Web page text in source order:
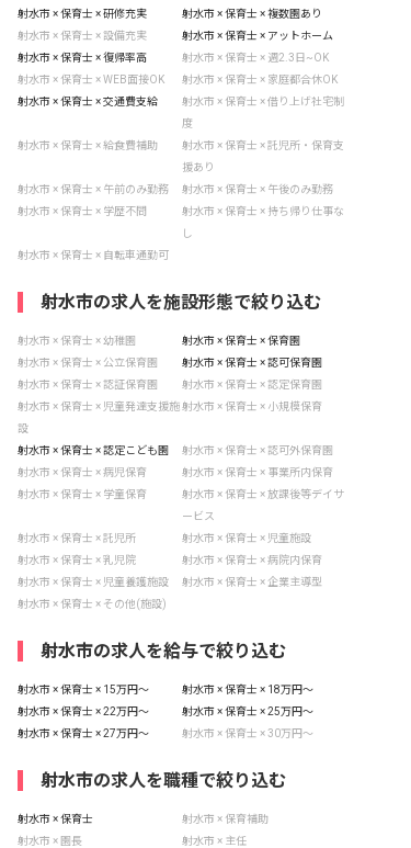
射水市 × 保育士 × 研修充実
射水市 × 保育士 × 複数園あり
射水市 × 保育士 × 設備充実
射水市 × 保育士 × アットホーム
射水市 × 保育士 × 復帰率高
射水市 × 保育士 × 週2.3日~OK
射水市 × 保育士 × WEB面接OK
射水市 × 保育士 × 家庭都合休OK
射水市 × 保育士 × 交通費支給
射水市 × 保育士 × 借り上げ社宅制
度
射水市 × 保育士 × 給食費補助
射水市 × 保育士 × 託児所・保育支
援あり
射水市 × 保育士 × 午前のみ勤務
射水市 × 保育士 × 午後のみ勤務
射水市 × 保育士 × 学歴不問
射水市 × 保育士 × 持ち帰り仕事な
し
射水市 × 保育士 × 自転車通勤可
射水市の求人を施設形態で絞り込む
射水市 × 保育士 × 幼稚園
射水市 × 保育士 × 保育園
射水市 × 保育士 × 公立保育園
射水市 × 保育士 × 認可保育園
射水市 × 保育士 × 認証保育園
射水市 × 保育士 × 認定保育園
射水市 × 保育士 × 児童発達支援施
設
射水市 × 保育士 × 小規模保育
射水市 × 保育士 × 認定こども園
射水市 × 保育士 × 認可外保育園
射水市 × 保育士 × 病児保育
射水市 × 保育士 × 事業所内保育
射水市 × 保育士 × 学童保育
射水市 × 保育士 × 放課後等デイサ
ービス
射水市 × 保育士 × 託児所
射水市 × 保育士 × 児童施設
射水市 × 保育士 × 乳児院
射水市 × 保育士 × 病院内保育
射水市 × 保育士 × 児童養護施設
射水市 × 保育士 × 企業主導型
射水市 × 保育士 × その他(施設)
射水市の求人を給与で絞り込む
射水市 × 保育士 × 15万円〜
射水市 × 保育士 × 18万円〜
射水市 × 保育士 × 22万円〜
射水市 × 保育士 × 25万円〜
射水市 × 保育士 × 27万円〜
射水市 × 保育士 × 30万円〜
射水市の求人を職種で絞り込む
射水市 × 保育士
射水市 × 保育補助
射水市 × 園長
射水市 × 主任